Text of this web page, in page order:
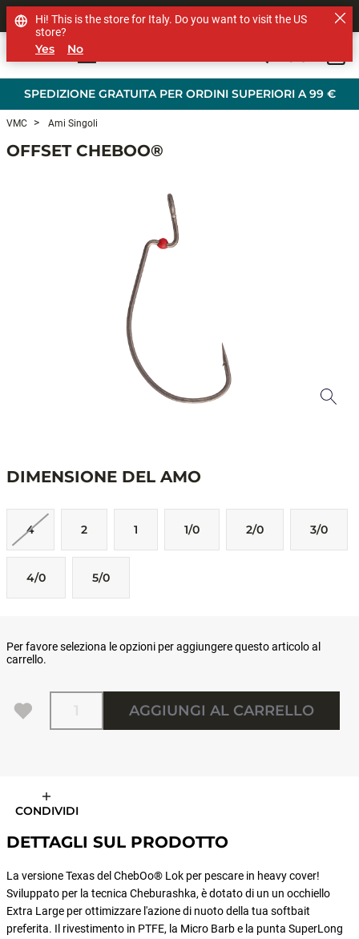
SPEDIZIONE GRATUITA PER ORDINI SUPERIORI A 99 €
SHOP OTHER BRANDS
VMC Ami Singoli
OFFSET CHEBOO®
DIMENSIONE DEL AMO
4 2 1 1/0 2/0 3/0
4/0 5/0
Per favore seleziona le opzioni per aggiungere questo articolo al
carrello.
Quantità
AGGIUNGI AL CARRELLO
CONDIVIDI
DETTAGLI SUL PRODOTTO
La versione Texas del ChebOo® Lok per pescare in heavy cover!
Sviluppato per la tecnica Cheburashka, è dotato di un un occhiello
Extra Large per ottimizzare l'azione di nuoto della tua softbait
preferita. Il rivestimento in PTFE, la Micro Barb e la punta SuperLong
Hi! This is the store for Italy. Do you want to visit the US
store?
Yes No